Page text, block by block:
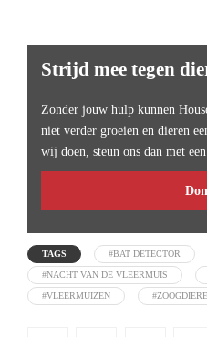
Strijd mee tegen
Zonder jouw hulp kunnen
niet verder groeien en dieren
wij doen, steun ons dan met
TAGS #BAT DETECTOR
#NACHT VAN DE VLEERMUIS
#VLEERMUIZEN